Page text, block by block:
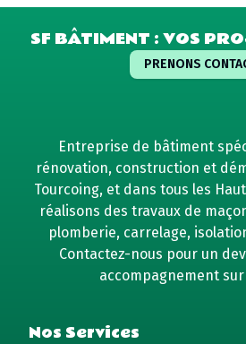
SF BÂTIMENT : VOS
PRENONS
Entreprise de bâtiment
rénovation, construction et
Tourcoing, et dans tous les
réalisons des travaux de
plomberie, carrelage,
Contactez-nous pour un
accompagnement
Nos Services